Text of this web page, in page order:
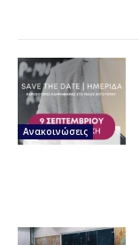
Ανακοινώσεις